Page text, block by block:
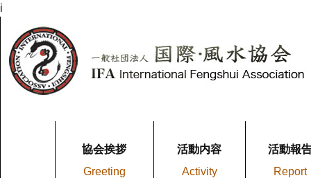
i
協会挨拶
Greeting
活動内容
Activity
活動報
Report